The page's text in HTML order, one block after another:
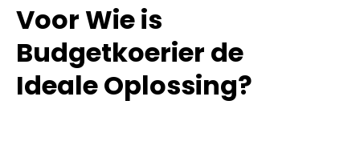
Voor Wie is
Budgetkoerier de
Ideale Oplossing?